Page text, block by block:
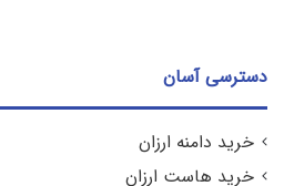
دسترسی آسان
خرید دامنه ارزان
خرید هاست ارزان